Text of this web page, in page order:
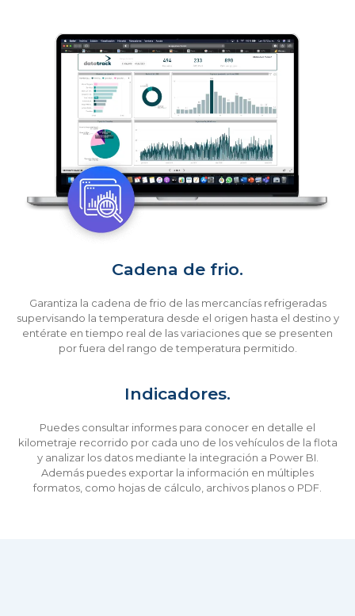
Cadena de frio.
Garantiza la cadena de frio de las mercancías refrigeradas
supervisando la temperatura desde el origen hasta el destino y
entérate en tiempo real de las variaciones que se presenten
por fuera del rango de temperatura permitido.
Indicadores.
Puedes consultar informes para conocer en detalle el
kilometraje recorrido por cada uno de los vehículos de la flota
y analizar los datos mediante la integración a Power BI.
Además puedes exportar la información en múltiples
formatos, como hojas de cálculo, archivos planos o PDF.